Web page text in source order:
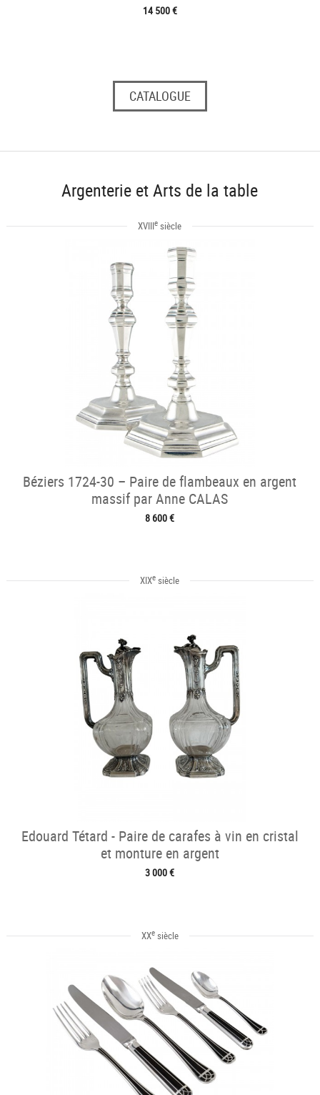
14 500 €
CATALOGUE
Argenterie et Arts de la table
XVIIIe siècle
Béziers 1724-30 – Paire de flambeaux en argent
massif par Anne CALAS
8 600 €
XIXe siècle
Edouard Tétard - Paire de carafes à vin en cristal
et monture en argent
3 000 €
XXesiècle